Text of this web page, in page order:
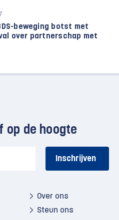
beweging botst met
over partnerschap met
op de hoogte
Over ons
Steun ons